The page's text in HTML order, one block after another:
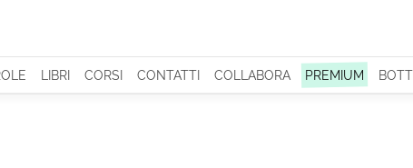
LIBRI CORSI CONTATTI COLLABORA PREMIUM